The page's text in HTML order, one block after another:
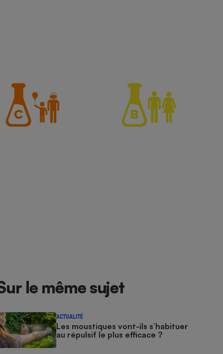
le même sujet
ACTUALITÉ
Les moustiques vont-ils s’habituer
au répulsif le plus efficace ?